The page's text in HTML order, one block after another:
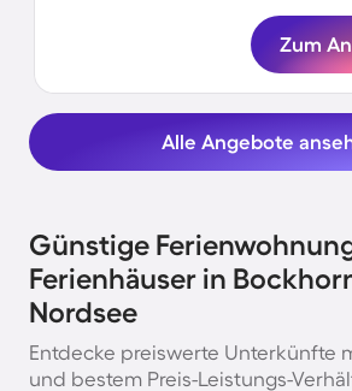
Zum
Alle Angebote
Günstige
Ferienhäuser in
Nordsee
Entdecke preiswerte Unterkünfte
und bestem Preis-Leistungs-